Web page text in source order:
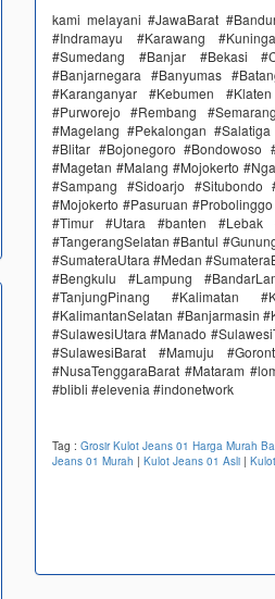
kami melayani #JawaBarat
#Indramayu #Karawang
#Sumedang #Banjar #Bekasi
#Banjarnegara #Banyumas
#Karanganyar #Kebumen
#Purworejo #Rembang
#Magelang #Pekalongan
#Blitar #Bojonegoro #Bondowoso
#Magetan #Malang #Mojokerto
#Sampang #Sidoarjo #Situbondo
#Mojokerto #Pasuruan
#Timur #Utara #banten #Lebak
#TangerangSelatan #Bantul
#SumateraUtara #Medan
#Bengkulu #Lampung
#TanjungPinang #Kalimatan
#KalimantanSelatan #Banjarmasin
#SulawesiUtara #Manado
#SulawesiBarat #Mamuju
#NusaTenggaraBarat #Mataram
#blibli #elevenia #indonetwork
Tag : Grosir Kulot Jeans 01 Harga Murah
Jeans 01 Murah | Kulot Jeans 01 Asli |